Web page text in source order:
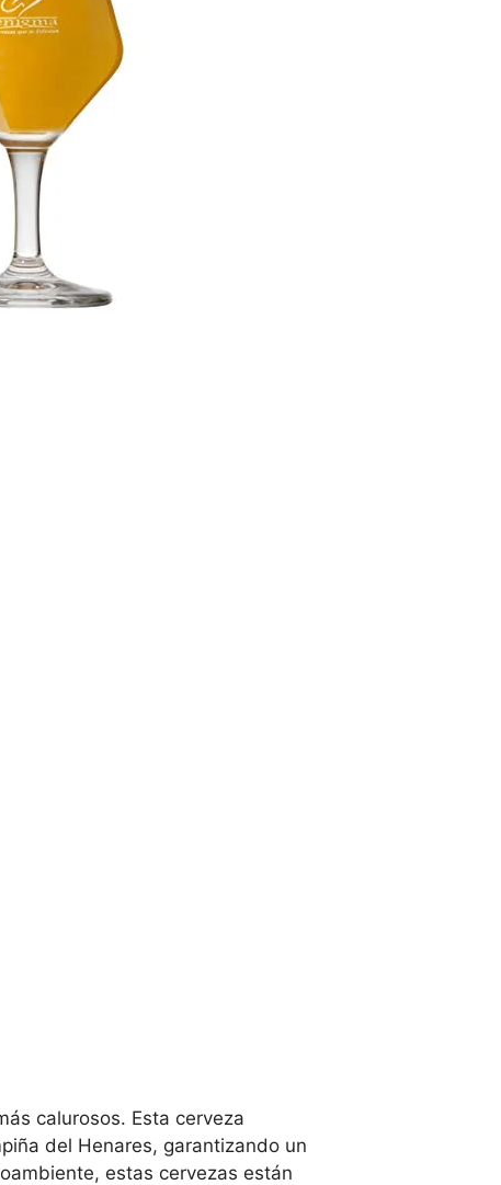
calurosos. Esta cerveza
del Henares, garantizando un
estas cervezas están